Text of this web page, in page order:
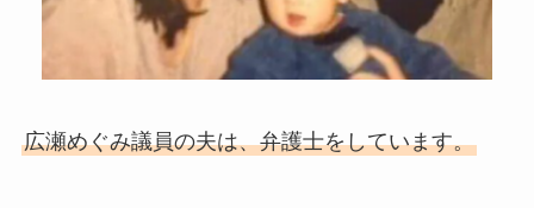
広瀬めぐみ議員の夫は、弁護士をしています。